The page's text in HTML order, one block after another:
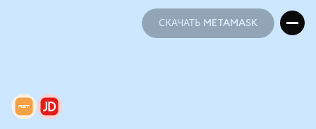
СКАЧАТЬ METAMASK